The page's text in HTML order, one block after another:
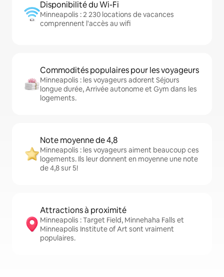
Disponibilité du Wi-Fi
Minneapolis : 2 230 locations de vacances
comprennent l'accès au wifi
Commodités populaires pour les voyageurs
Minneapolis : les voyageurs adorent Séjours
longue durée, Arrivée autonome et Gym dans les
logements.
Note moyenne de 4,8
Minneapolis : les voyageurs aiment beaucoup ces
logements. Ils leur donnent en moyenne une note
de 4,8 sur 5!
Attractions à proximité
Minneapolis : Target Field, Minnehaha Falls et
Minneapolis Institute of Art sont vraiment
populaires.